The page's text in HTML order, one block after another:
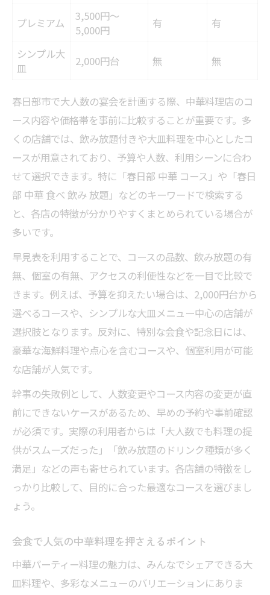
プレミアム
3,500円～
5,000円
有 有
シンプル大
皿
2,000円台 無 無
春日部市で大人数の宴会を計画する際、中華料理店のコ
ース内容や価格帯を事前に比較することが重要です。多
くの店舗では、飲み放題付きや大皿料理を中心としたコ
ースが用意されており、予算や人数、利用シーンに合わ
せて選択できます。特に「春日部 中華 コース」や「春日
部 中華 食べ 飲み 放題」などのキーワードで検索する
と、各店の特徴が分かりやすくまとめられている場合が
多いです。
早見表を利用することで、コースの品数、飲み放題の有
無、個室の有無、アクセスの利便性などを一目で比較で
きます。例えば、予算を抑えたい場合は、2,000円台から
選べるコースや、シンプルな大皿メニュー中心の店舗が
選択肢となります。反対に、特別な会食や記念日には、
豪華な海鮮料理や点心を含むコースや、個室利用が可能
な店舗が人気です。
幹事の失敗例として、人数変更やコース内容の変更が直
前にできないケースがあるため、早めの予約や事前確認
が必須です。実際の利用者からは「大人数でも料理の提
供がスムーズだった」「飲み放題のドリンク種類が多く
満足」などの声も寄せられています。各店舗の特徴をし
っかり比較して、目的に合った最適なコースを選びまし
ょう。
会食で人気の中華料理を押さえるポイント
中華パーティー料理の魅力は、みんなでシェアできる大
皿料理や、多彩なメニューのバリエーションにありま